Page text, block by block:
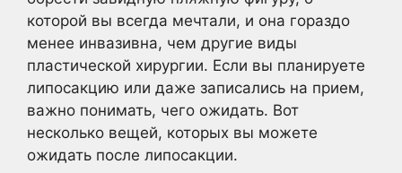
которой вы всегда мечтали, и она гораздо
менее инвазивна, чем другие виды
пластической хирургии. Если вы планируете
липосакцию или даже записались на прием,
важно понимать, чего ожидать. Вот
несколько вещей, которых вы можете
ожидать после липосакции.